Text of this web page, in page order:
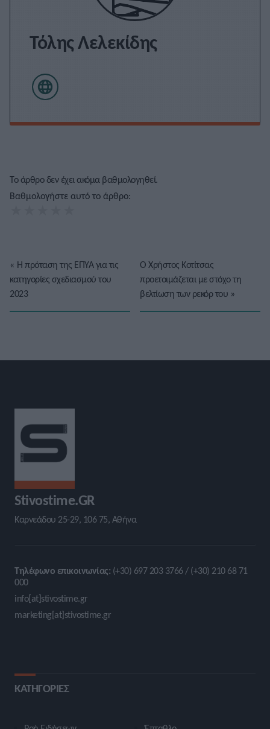
Τόλης Λελεκίδης
Το άρθρο δεν έχει ακόμα βαθμολογηθεί.
Βαθμολογήστε αυτό το άρθρο:
« Η πρόταση της ΕΠΥΑ για τις
κατηγορίες σχεδιασμού του
2023
Ο Χρήστος Κοτίτσας
προετοιμάζεται με στόχο τη
βελτίωση των ρεκόρ του »
Stivostime.GR
Καρνεάδου 25-29, 106 75, Αθήνα
Τηλέφωνο επικοινωνίας: (+30) 697 203 3766 / (+30) 210 68 71
000
info[at]stivostime.gr
marketing[at]stivostime.gr
ΚΑΤΗΓΟΡΙΕΣ